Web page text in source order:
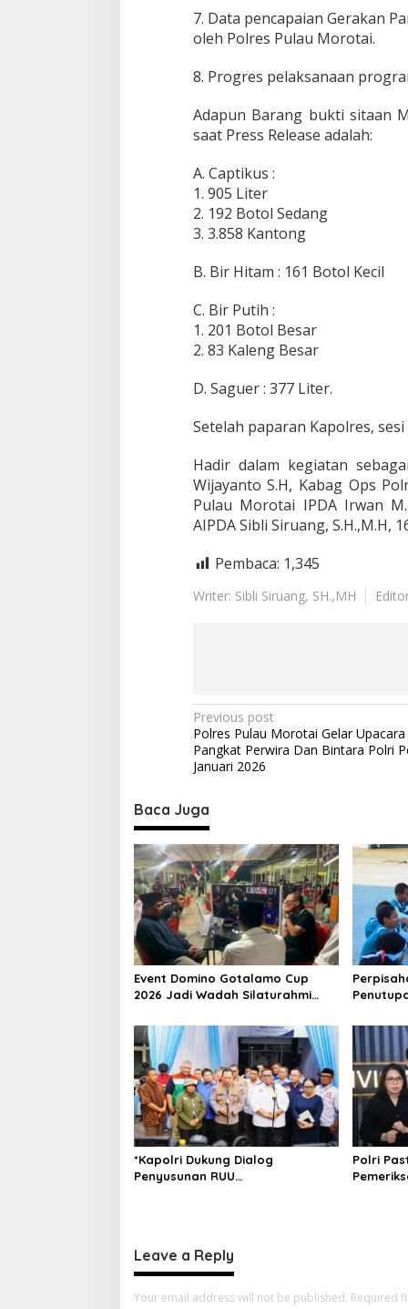
7. Data pencapaian Gerakan
oleh Polres Pulau Morotai.
8. Progres pelaksanaan
Adapun Barang bukti sitaan
saat Press Release adalah:
A. Captikus :
1. 905 Liter
2. 192 Botol Sedang
3. 3.858 Kantong
B. Bir Hitam : 161 Botol Kecil
C. Bir Putih :
1. 201 Botol Besar
2. 83 Kaleng Besar
D. Saguer : 377 Liter.
Setelah paparan Kapolres,
Hadir dalam kegiatan
Wijayanto S.H, Kabag Ops
Pulau Morotai IPDA Irwan
AIPDA Sibli Siruang, S.H.,M.H,
Pembaca: 1,345
Writer: Sibli Siruang, SH.,MH
P
o
s
n
a
v
i
g
a
t
i
o
n
Previous post
Polres Pulau Morotai Gelar Upacara
Pangkat Perwira Dan Bintara Polri
Januari 2026
Baca Juga
Event Domino Gotalamo Cup
2026 Jadi Wadah Silaturahmi
Masyarakat Morotai
*Kapolri Dukung Dialog
Penyusunan RUU
Polri
Leave a Reply
Your email address will not be published. Required